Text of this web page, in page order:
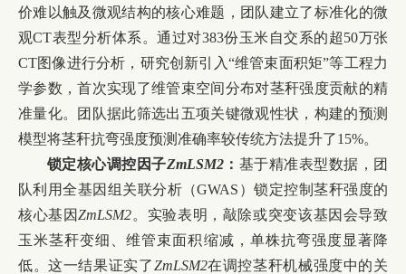
价难以触及微观结构的核心难题，团队建立了标准化的微
观CT表型分析体系。通过对383份玉米自交系的超50万张
CT图像进行分析，研究创新引入“维管束面积矩”等工程力
学参数，首次实现了维管束空间分布对茎秆强度贡献的精
准量化。团队据此筛选出五项关键微观性状，构建的预测
模型将茎秆抗弯强度预测准确率较传统方法提升了15%。
锁定核心调控因子ZmLSM2： 基于精准表型数据，团
队利用全基因组关联分析（GWAS ）锁定控制茎秆强度的
核心基因ZmLSM2。实验表明，敲除或突变该基因会导致
玉米茎秆变细、维管束面积缩减，单株抗弯强度显著降
低。这一结果证实了ZmLSM2在调控茎秆机械强度中的关